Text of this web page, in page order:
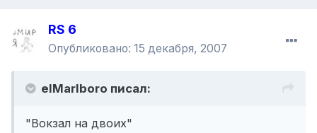
RS 6
Опубликовано: 15 декабря, 2007
elMarlboro писал:
"Вокзал на двоих"